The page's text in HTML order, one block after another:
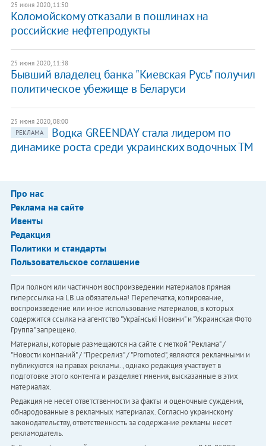
25 июня 2020, 11:50
Коломойскому отказали в пошлинах на
российские нефтепродукты
25 июня 2020, 11:38
Бывший владелец банка "Киевская Русь" получил
политическое убежище в Беларуси
25 июня 2020, 08:00
РЕКЛАМА
Водка GREENDAY стала лидером по
динамике роста среди украинских водочных ТМ
Про нас
Реклама на сайте
Ивенты
Редакция
Политики и стандарты
Пользовательское соглашение
При полном или частичном воспроизведении материалов прямая
гиперссылка на LB.ua обязательна! Перепечатка, копирование,
воспроизведение или иное использование материалов, в которых
содержится ссылка на агентство "Українськi Новини" и "Украинская Фото
Группа" запрещено.
Материалы, которые размещаются на сайте с меткой "Реклама" /
"Новости компаний" / "Пресрелиз" / "Promoted", являются рекламными и
публикуются на правах рекламы. , однако редакция участвует в
подготовке этого контента и разделяет мнения, высказанные в этих
материалах.
Редакция не несет ответственности за факты и оценочные суждения,
обнародованные в рекламных материалах. Согласно украинскому
законодательству, ответственность за содержание рекламы несет
рекламодатель.